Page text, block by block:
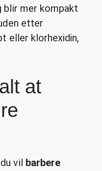
blir mer kompakt
etter
eller klorhexidin,
at
vil barbere